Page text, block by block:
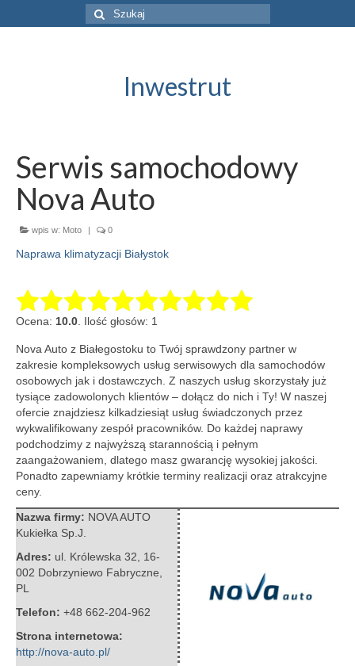
Szuklaj
w:
Inwestrut
Serwis samochodowy
Nova Auto
wpis w: Moto | 0
Naprawa klimatyzacji Białystok
Ocena: 10.0 . Ilość głosów: 1
Nova Auto z Białegostoku to Twój sprawdzony partner w
zakresie kompleksowych usług serwisowych dla samochodów
osobowych jak i dostawczych. Z naszych usług skorzystały już
tysiące zadowolonych klientów – dołącz do nich i Ty! W naszej
ofercie znajdziesz kilkadziesiąt usług świadczonych przez
wykwalifikowany zespół pracowników. Do każdej naprawy
podchodzimy z najwyższą starannością i pełnym
zaangażowaniem, dlatego masz gwarancję wysokiej jakości.
Ponadto zapewniamy krótkie terminy realizacji oraz atrakcyjne
ceny.
Nazwa firmy: NOVA AUTO
Kukiełka Sp.J.
Adres: ul. Królewska 32
16-
002 Dobrzyniewo Fabryczne
PL
Telefon: +48 662-204-962
Strona internetowa:
http://nova-auto.pl/